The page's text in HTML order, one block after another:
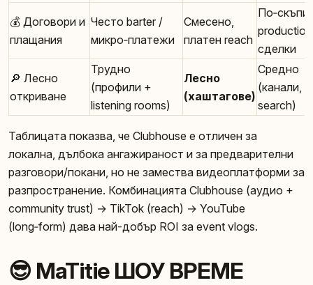
💰 Договори и
плащания
Често barter /
микро‑платежи
Смесено,
платен reach
По‑скъпи
production
сделки
🔎 Лесно
откриване
Трудно
(профили +
listening rooms)
Лесно
(хаштагове)
Средно
(канали,
search)
Таблицата показва, че Clubhouse е отличен за
локална, дълбока ангажираност и за предварителни
разговори/покани, но не замества видеоплатформи за
разпространение. Комбинацията Clubhouse (аудио +
community trust) → TikTok (reach) → YouTube
(long‑form) дава най-добър ROI за event vlogs.
😎 MaTitie ШОУ ВРЕМЕ